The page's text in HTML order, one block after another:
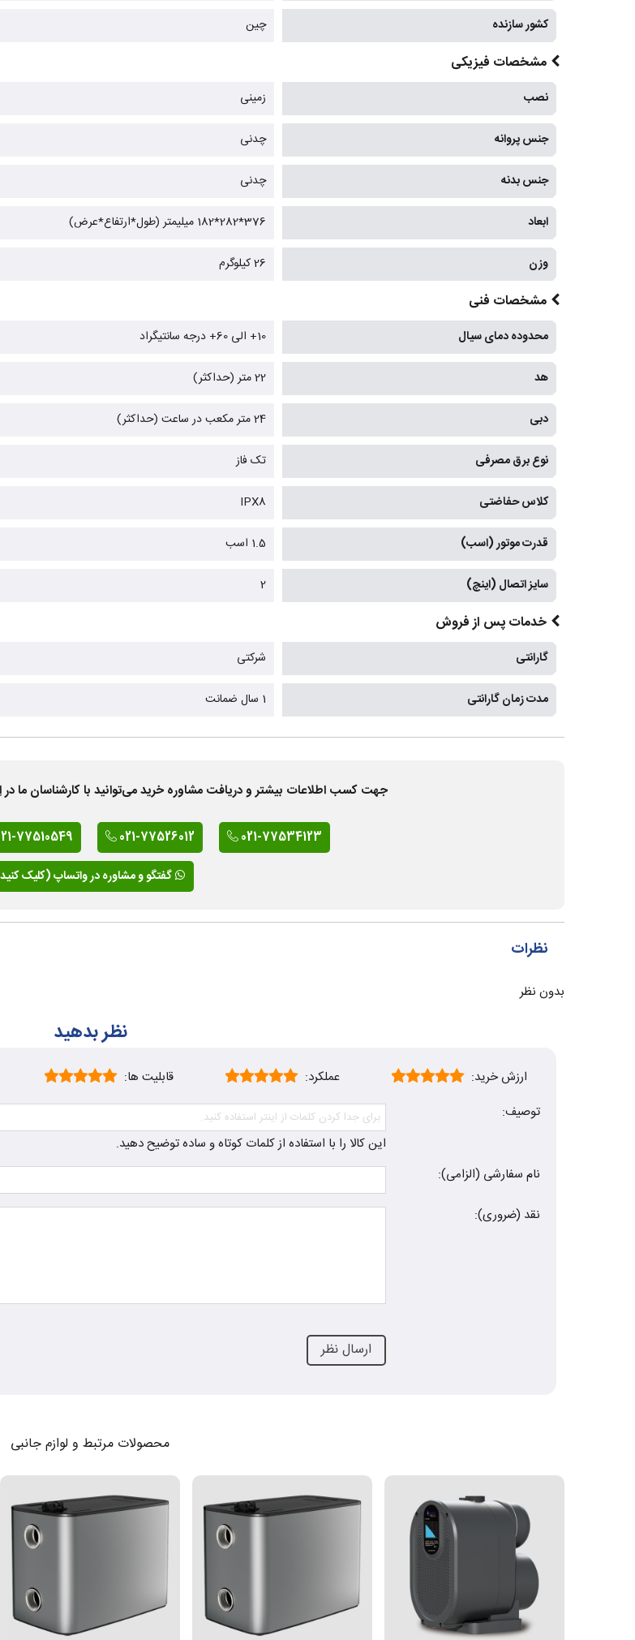
کشور سازنده چین
مشخصات فیزیکی
نصب زمینی
جنس پروانه چدنی
جنس بدنه چدنی
ابعاد 376*282*182 میلیمتر (طول*ارتفاع*عرض)
وزن 26 کیلوگرم
مشخصات فنی
محدوده دمای سیال 10+ الی 60+ درجه سانتیگراد
هد 22 متر (حداکثر)
دبی 24 متر مکعب در ساعت (حداکثر)
نوع برق مصرفی تک فاز
کلاس حفاضتی IPX8
قدرت موتور (اسب) 1.5 اسب
سایز اتصال (اینچ) 2
خدمات پس از فروش
گارانتی شرکتی
مدت زمان گارانتی 1 سال ضمانت
جهت کسب اطلاعات بیشتر و دریافت مشاوره خرید می‌توانید با کارشناسان ما
021-77534123
021-77526012
77510549
گفتگو و مشاوره در واتساپ (کلیک
نظرات
بدون نظر
نظر بدهید
ارزش خرید: عملکرد: قابلیت ها:
توصیف:
این کالا را با استفاده از کلمات کوتاه و ساده توضیح دهید.
نام سفارشی (الزامی):
نقد (ضروری):
محصولات مرتبط و لوازم جانبی